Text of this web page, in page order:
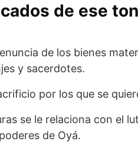
de ese
de los bienes
y sacerdotes.
por los que se
se le relaciona con el
de Oyá.